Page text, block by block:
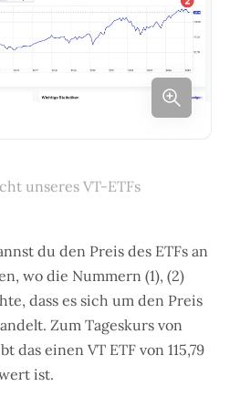
unseres VT-ETFs
du den Preis des ETFs an
wo die Nummern (1), (2)
dass es sich um den Preis
Zum Tageskurs von
das einen VT ETF von 115,79
ist.